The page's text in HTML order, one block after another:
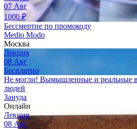
07 Авг
1000₽
Бессмертие по промокоду
Medio Modo
Москва
Лекция
08 Авг
Бесплатно
Не могли! Вымышленные и реальные
людей
Зануда
Онлайн
Лекция
08 Авг